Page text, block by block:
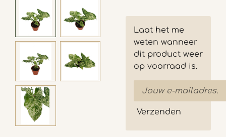
Laat het me
weten wanneer
dit product weer
op voorraad is.
Verzenden